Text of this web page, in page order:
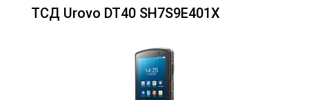
ТСД Urovo DT40 SH7S9E401X